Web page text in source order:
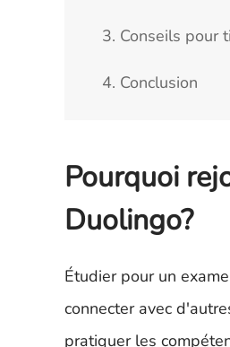
3. Conseils pour
4. Conclusion
Pourquoi
Duolingo?
Étudier pour un
connecter avec
pratiquer les